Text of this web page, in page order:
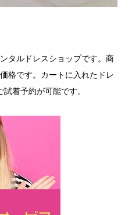
タルドレスショップです。商
格です。カートに入れたドレ
試着予約が可能です。